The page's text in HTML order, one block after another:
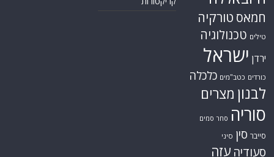
חמאס טורקיה
טילים טכנולוגיה
ירדן ישראל
כורדים כטב"מים כלכלה
לבנון מצרים
סוריה סחר סמים
סייבר סין סיני
סעודיה עזה